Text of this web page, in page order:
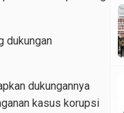
dukungan
dukungannya
kasus korupsi